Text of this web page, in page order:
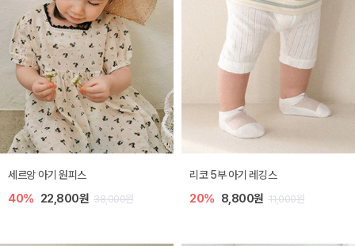
세르앙 아기 원피스
40% 22,800원 38,000원
리코 5부 아기 레깅스
20% 8,800원 11,000원